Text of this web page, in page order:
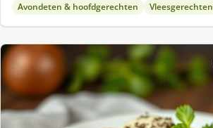
Avondeten & hoofdgerechten Vleesgerechten